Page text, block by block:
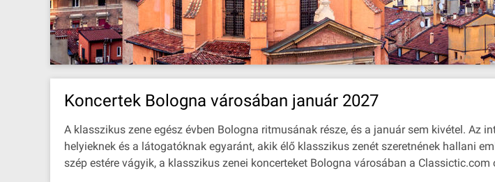
Koncertek Bologna városában január 2027
A klasszikus zene egész évben Bologna ritmusának része, és a január sem kivétel.
helyieknek és a látogatóknak egyaránt, akik élő klasszikus zenét szeretnének hallani
szép estére vágyik, a klasszikus zenei koncerteket Bologna városában a